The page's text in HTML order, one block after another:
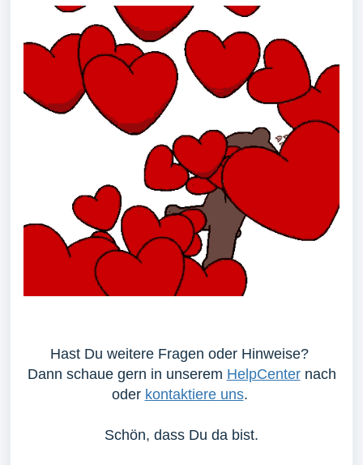
Hast Du weitere Fragen oder Hinweise?
Dann schaue gern in unserem HelpCenternach
oder kontaktiere uns.
Schön, dass Du da bist.